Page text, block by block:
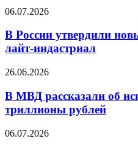
упал
11,18
рубля
В
утвердили
новый
ГОСТ
объектов
индастриал
06.07.2026
В России утвердили
лайт-индастриал
В
рассказали
об
исках
полиции
26.06.2026
В МВД рассказали об
триллионы рублей
В
06.07.2026